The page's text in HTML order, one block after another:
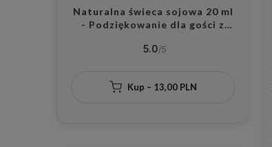
Naturalna świeca sojowa 20 ml
- Podziękowanie dla gości z
dla gości
5.0
Kup – 13,00 PLN